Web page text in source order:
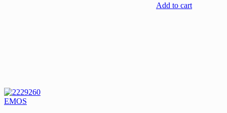
Add to cart
EMOS